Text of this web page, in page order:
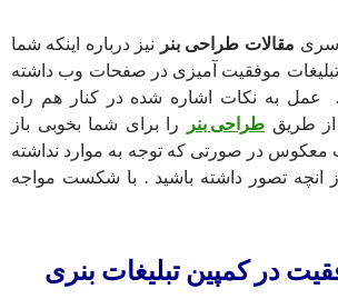
سری مقالات طراحی بنر نیز درباره اینکه شما
موفقیت آمیزی در صفحات وب داشته
. عمل به نکات اشاره شده در کنار هم راه
طریق طراحی بنر
را برای شما بخوبی باز
معکوس در صورتی که توجه به موارد نداشته
انچه تصور داشته باشید . با شکست مواجه
در کمپین تبلیغات بنری